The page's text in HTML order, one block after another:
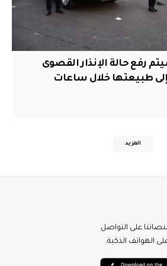
رفع حالة الإنذار القصوى
طبيعتها خلال ساعات
المزيد
على التواصل
الهواتف الذكية.